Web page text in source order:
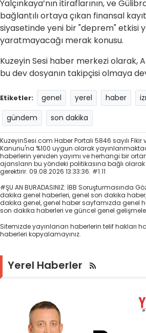
Yalçınkaya’nın itiraflarının, ve
bağlantılı ortaya çıkan finansal
siyasetinde yeni bir "deprem" etkisi
yaratmayacağı merak konusu.
Kuzeyin Sesi haber merkezi olarak,
bu dev dosyanın takipçisi olmaya
Etiketler: genel yerel haber
gündem
son dakika
KuzeyinSesi.com Haber Portalı 5846 sayılı Fikir
Kanunu'na %100 uygun olarak
haberlerin yeniden yayımı ve herhangi bir
ajansların bu yöndeki politikasına bağlı olarak
gerektirir. 09.08.2026 13:33:36. #1.11
#ŞU AN BURADASINIZ: İBB Soruşturmasında
dakika genel haberleri, genel son dakika
dakika genel, genel haber sayfamızda genel
son dakika haberleri ve güncel genel
Sitemizde yayınlanan haberlerin telif hakları
haberleri kopyalamayınız.
Yerel Haberler